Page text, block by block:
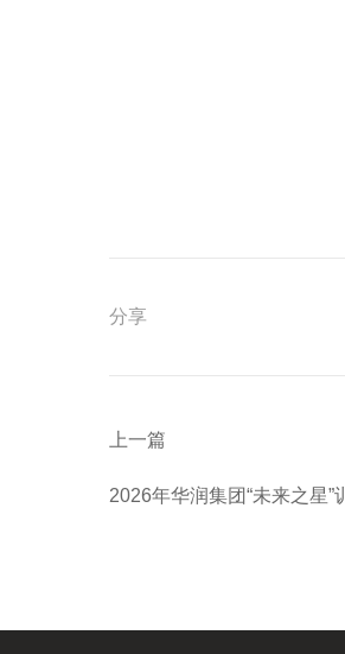
分享
上一篇
2026年华润集团“未来之星